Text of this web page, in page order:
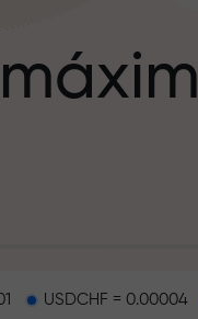
USDCHF = 0.00004